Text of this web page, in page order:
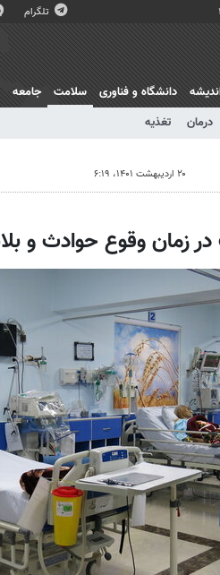
تلگرام
دانشگاه و فناوری
سلامت
درمان تغذیه
جامعه
۲۰ اردیبهشت ۱۴۰۱، ۶:۱۹
زمان وقوع حوادث و